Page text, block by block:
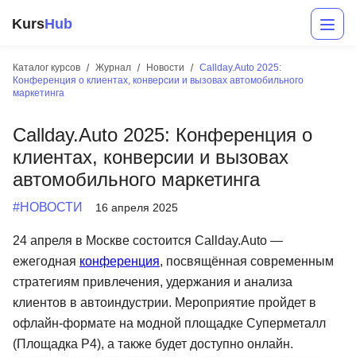
KursHub
Каталог курсов Журнал Новости
Callday.Auto 2025:
Конференция о клиентах, конверсии и вызовах автомобильного
маркетинга
Callday.Auto 2025: Конференция о
клиентах, конверсии и вызовах
автомобильного маркетинга
#НОВОСТИ 16 апреля 2025
24 апреля в Москве состоится Callday.Auto —
ежегодная конференция, посвящённая современным
стратегиям привлечения, удержания и анализа
клиентов в автоиндустрии. Мероприятие пройдет в
офлайн-формате на модной площадке Суперметалл
(Площадка Р4), а также будет доступно онлайн.
Маркетинг
Дизайн
Аналитика
Менеджмент